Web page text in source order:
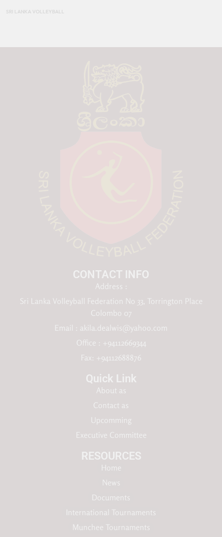
SRI LANKA VOLLEYBALL
CONTACT INFO
Address :
Sri Lanka Volleyball Federation No 33, Torrington Place
Colombo 07
Email : akila.dealwis@yahoo.com
Office : +94112669344
Fax: +94112688876
Quick Link
About as
Contact as
Upcomming
Executive Committee
RESOURCES​
Home
News
Documents
International Tournaments
Munchee Tournaments